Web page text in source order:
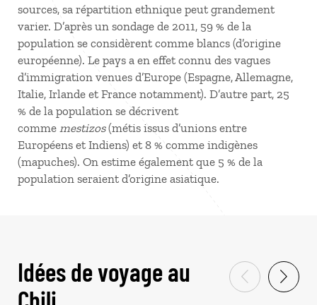
sources, sa répartition ethnique peut grandement
varier. D’après un sondage de 2011, 59 % de la
population se considèrent comme blancs (d’origine
européenne). Le pays a en effet connu des vagues
d’immigration venues d’Europe (Espagne, Allemagne,
Italie, Irlande et France notamment). D’autre part, 25
% de la population se décrivent
comme mestizos(métis issus d’unions entre
Européens et Indiens) et 8 % comme indigènes
(mapuches). On estime également que 5 % de la
population seraient d’origine asiatique.
Idées de voyage au